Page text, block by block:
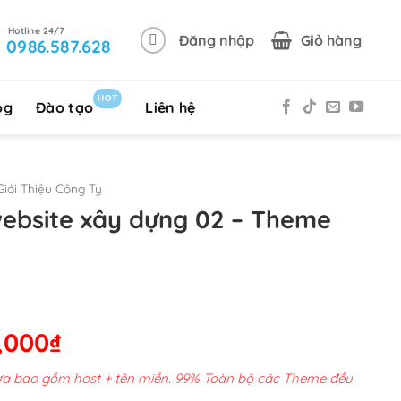
0986.587.628 Đăng nhập Giỏ hàng
Đào tạo
HOT
Liên hệ
Thiệu Công Ty
xây dựng 02 – Theme
₫Giá
hiện
tại
bao gồm host + tên miền. 99% Toàn bộ các Theme đều